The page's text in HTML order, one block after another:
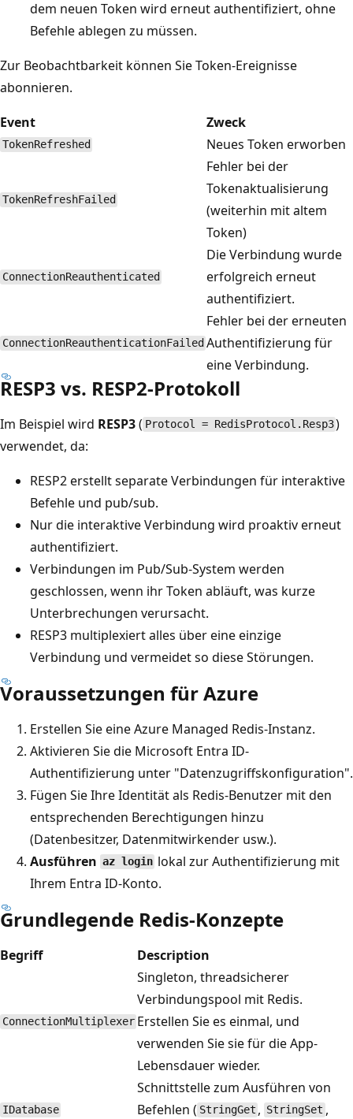
dem neuen Token wird erneut authentifiziert, ohne
Befehle ablegen zu müssen.
Zur Beobachtbarkeit können Sie Token-Ereignisse
abonnieren.
Event
Zweck
TokenRefreshed Neues Token erworben
TokenRefreshFailed
Fehler bei der
Tokenaktualisierung
(weiterhin mit altem
Token)
ConnectionReauthenticated
Die Verbindung wurde
erfolgreich erneut
authentifiziert.
ConnectionReauthenticationFailed
Fehler bei der erneuten
Authentifizierung für
eine Verbindung.
RESP3 vs. RESP2-Protokoll
Im Beispiel wird RESP3( Protocol = RedisProtocol.Resp3)
verwendet, da:
RESP2 erstellt separate Verbindungen für interaktive
Befehle und pub/sub.
Nur die interaktive Verbindung wird proaktiv erneut
authentifiziert.
Verbindungen im Pub/Sub-System werden
geschlossen, wenn ihr Token abläuft, was kurze
Unterbrechungen verursacht.
RESP3 multiplexiert alles über eine einzige
Verbindung und vermeidet so diese Störungen.
Voraussetzungen für Azure
Erstellen Sie eine Azure Managed Redis-Instanz.
Aktivieren Sie die Microsoft Entra ID-
Authentifizierung unter "Datenzugriffskonfiguration".
Fügen Sie Ihre Identität als Redis-Benutzer mit den
entsprechenden Berechtigungen hinzu
(Datenbesitzer, Datenmitwirkender usw.).
Ausführen az login lokal zur Authentifizierung mit
Ihrem Entra ID-Konto.
Grundlegende Redis-Konzepte
Begriff Description
ConnectionMultiplexer
Singleton, threadsicherer
Verbindungspool mit Redis.
Erstellen Sie es einmal, und
verwenden Sie sie für die App-
Lebensdauer wieder.
IDatabase
Schnittstelle zum Ausführen von
Befehlen ( StringGet , StringSet ,